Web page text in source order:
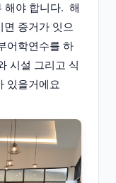
해야 합니다. 해
면 증거가 잇으
어학연수를 하
시설 그리고 식
있을거에요